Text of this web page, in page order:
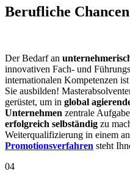
Berufliche Chancen
Der Bedarf an
innovativen Fach- und
internationalen Kompetenzen
Sie ausbilden!
gerüstet, um in global
Unternehmen zentrale
erfolgreich selbständig zu
Weiterqualifizierung in einem
Promotionsverfahren steht
04